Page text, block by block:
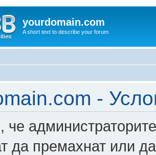
yourdomain.com
A short text to describe your forum
-
че
да премахнат или